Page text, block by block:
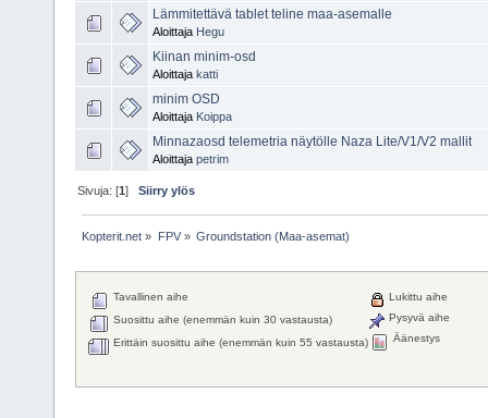
Lämmitettävä tablet teline maa-asemalle
Aloittaja Hegu
Kiinan minim-osd
Aloittaja katti
minim OSD
Aloittaja Koippa
Minnazaosd telemetria näytölle Naza Lite/V1/V2 mallit
Aloittaja petrim
Sivuja: [1]Siirry ylös
Kopterit.net » FPV» Groundstation (Maa-asemat)
Tavallinen aihe
Suosittu aihe (enemmän kuin 30 vastausta)
Erittäin suosittu aihe (enemmän kuin 55 vastausta)
Lukittu aihe
Pysyvä aihe
Äänestys